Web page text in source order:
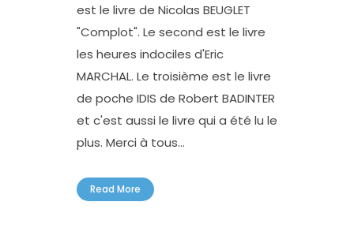
est le livre de Nicolas BEUGLET
"Complot". Le second est le livre
les heures indociles d'Eric
MARCHAL. Le troisième est le livre
de poche IDIS de Robert BADINTER
et c'est aussi le livre qui a été lu le
plus. Merci à tous...
Read More